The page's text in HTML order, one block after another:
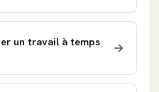
un travail à temps